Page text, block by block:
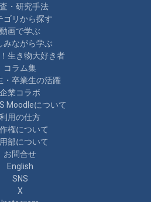
・研究手法
ゴリから探す
動画で学ぶ
みながら学ぶ
生き物大好き者
コラム集
・卒業生の活躍
企業コラボ
Moodleについて
利用の仕方
権について
部について
お問合せ
English
SNS
X